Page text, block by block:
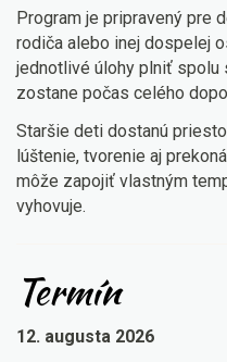
Program je pripravený pre
rodiča alebo inej dospelej
jednotlivé úlohy plniť spolu
zostane počas celého
Staršie deti dostanú
lúštenie, tvorenie aj
môže zapojiť vlastným
vyhovuje.
Termín
12. augusta 2026